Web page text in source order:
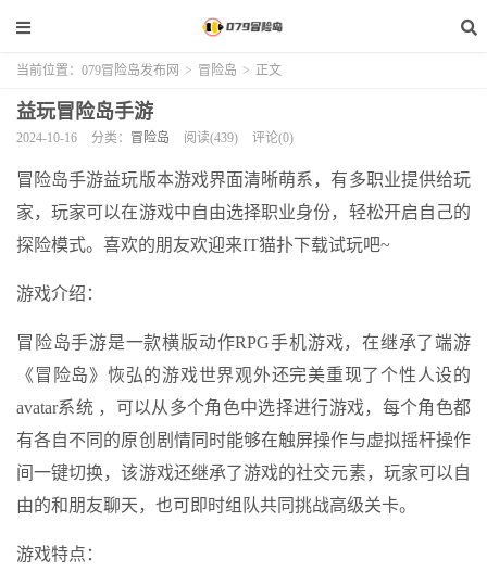
当前位置： 079冒险岛发布网 > 冒险岛 > 正文
益玩冒险岛手游
2024-10-16 分类： 冒险岛 阅读(439) 评论(0)
冒险岛手游益玩版本游戏界面清晰萌系，有多职业提供给玩
家，玩家可以在游戏中自由选择职业身份，轻松开启自己的
探险模式。喜欢的朋友欢迎来IT猫扑下载试玩吧~
游戏介绍：
冒险岛手游是一款横版动作RPG手机游戏，在继承了端游
《冒险岛》恢弘的游戏世界观外还完美重现了个性人设的
avatar系统 ，可以从多个角色中选择进行游戏，每个角色都
有各自不同的原创剧情同时能够在触屏操作与虚拟摇杆操作
间一键切换，该游戏还继承了游戏的社交元素，玩家可以自
由的和朋友聊天，也可即时组队共同挑战高级关卡。
游戏特点：